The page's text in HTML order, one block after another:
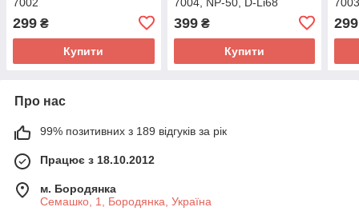
299 ₴
Купити
399₴
Купити
299
Про нас
99% позитивних з 189 відгуків за рік
Працює з 18.10.2012
м. Бородянка
Семашко, 1, Бородянка, Україна